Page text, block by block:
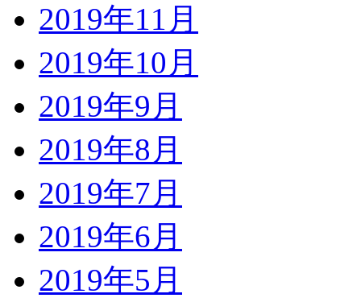
2019年11月
2019年10月
2019年9月
2019年8月
2019年7月
2019年6月
2019年5月